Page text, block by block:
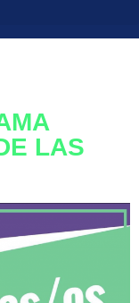
LAS